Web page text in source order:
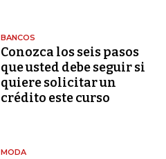
BANCOS
Conozca los seis pasos
que usted debe seguir si
quiere solicitar un
crédito este curso
MODA